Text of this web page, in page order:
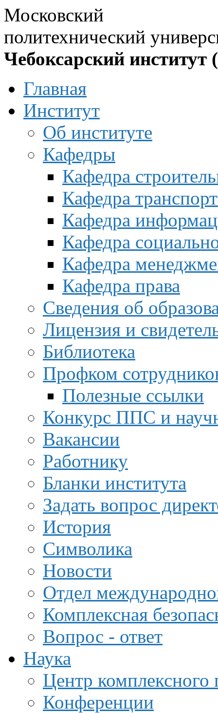
Московский
политехнический
Чебоксарский институт
Главная
Институт
Об институте
Кафедры
Кафедра
Кафедра
Кафедра
Кафедра
Кафедра
Кафедра права
Сведения об
Лицензия и
Библиотека
Профком
Полезные ссылки
Конкурс ППС и
Вакансии
Работнику
Бланки института
Задать вопрос
История
Символика
Новости
Отдел
Комплексная
Вопрос - ответ
Наука
Центр
Конференции